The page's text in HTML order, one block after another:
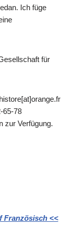
Ich füge
für
65-78
zur Verfügung.
Französisch <<